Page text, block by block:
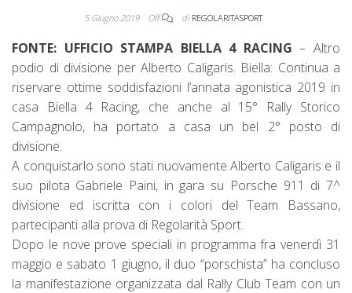
5 Giugno 2019 Off di REGOLARITASPORT
FONTE: UFFICIO STAMPA BIELLA 4 RACING – Altro
podio di divisione per Alberto Caligaris. Biella: Continua a
riservare ottime soddisfazioni l’annata agonistica 2019 in
casa Biella 4 Racing, che anche al 15° Rally Storico
Campagnolo, ha portato a casa un bel 2° posto di
divisione.
A conquistarlo sono stati nuovamente Alberto Caligaris e il
suo pilota Gabriele Paini, in gara su Porsche 911 di 7^
divisione ed iscritta con i colori del Team Bassano,
partecipanti alla prova di Regolarità Sport.
Dopo le nove prove speciali in programma fra venerdì 31
maggio e sabato 1 giugno, il duo “porschista” ha concluso
la manifestazione organizzata dal Rally Club Team con un